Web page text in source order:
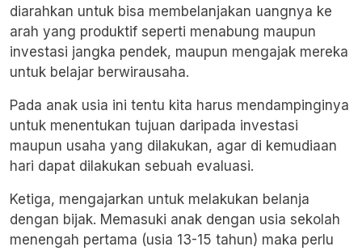
diarahkan untuk bisa membelanjakan uangnya ke
arah yang produktif seperti menabung maupun
investasi jangka pendek, maupun mengajak mereka
untuk belajar berwirausaha.
Pada anak usia ini tentu kita harus mendampinginya
untuk menentukan tujuan daripada investasi
maupun usaha yang dilakukan, agar di kemudiaan
hari dapat dilakukan sebuah evaluasi.
Ketiga, mengajarkan untuk melakukan belanja
dengan bijak. Memasuki anak dengan usia sekolah
menengah pertama (usia 13-15 tahun) maka perlu